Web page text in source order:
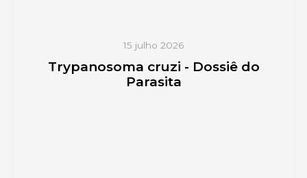
15 julho 2026
Trypanosoma cruzi - Dossiê do
Parasita